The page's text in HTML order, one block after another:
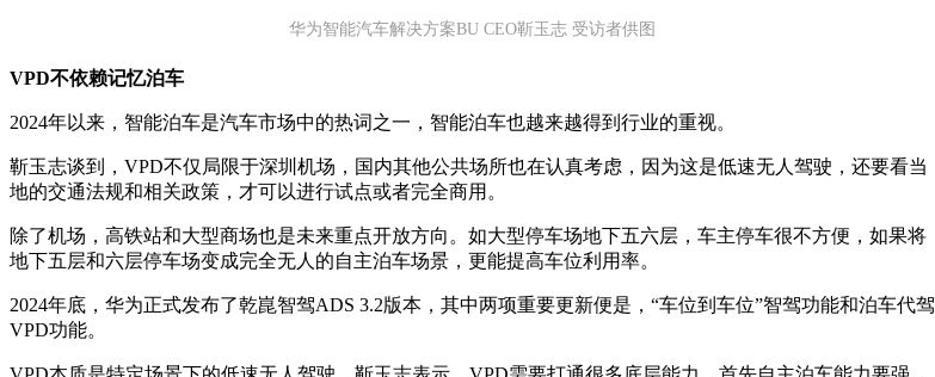
华为智能汽车解决方案BU CEO靳玉志 受访者供图
VPD不依赖记忆泊车
2024年以来，智能泊车是汽车市场中的热词之一，智能泊车也越来越得到行业的重视。
靳玉志谈到，VPD不仅局限于深圳机场，国内其他公共场所也在认真考虑，因为这是低速无人驾驶，还要看当
地的交通法规和相关政策，才可以进行试点或者完全商用。
除了机场，高铁站和大型商场也是未来重点开放方向。如大型停车场地下五六层，车主停车很不方便，如果将
地下五层和六层停车场变成完全无人的自主泊车场景，更能提高车位利用率。
2024年底，华为正式发布了乾崑智驾ADS 3.2版本，其中两项重要更新便是，“车位到车位”智驾功能和泊车代驾
VPD功能。